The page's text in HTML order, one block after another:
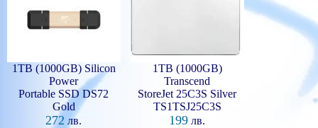
1TB (1000GB) Silicon
Power
Portable SSD DS72
Gold
272 лв.
1TB (1000GB)
Transcend
StoreJet 25C3S Silver
TS1TSJ25C3S
199 лв.